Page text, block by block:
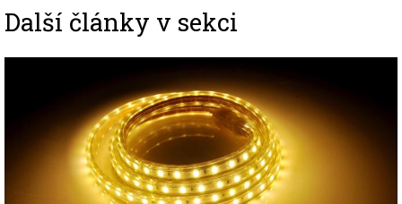
Další články v sekci